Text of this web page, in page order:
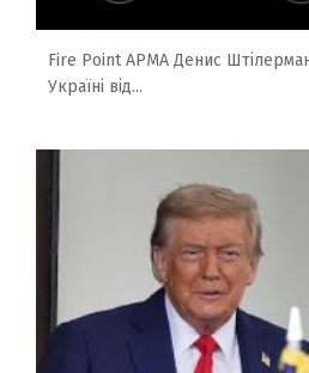
Fire Point АРМА Денис
Україні від...